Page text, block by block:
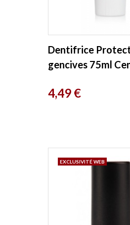
Dentifrice
gencives 75ml
Prix
4,49 €
EXCLUSIVITÉ WEB